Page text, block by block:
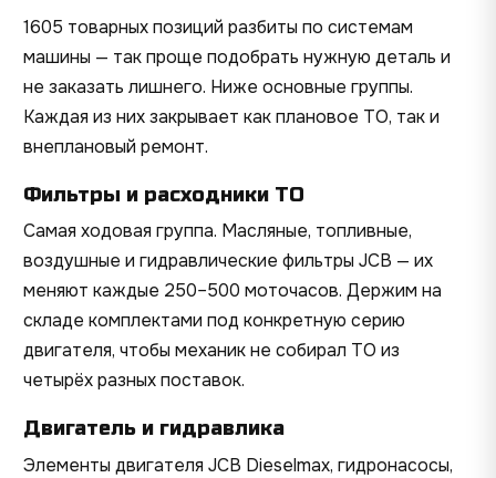
1605 товарных позиций разбиты по системам
машины — так проще подобрать нужную деталь и
не заказать лишнего. Ниже основные группы.
Каждая из них закрывает как плановое ТО, так и
внеплановый ремонт.
Фильтры и расходники ТО
Самая ходовая группа. Масляные, топливные,
воздушные и гидравлические фильтры JCB — их
меняют каждые 250–500 моточасов. Держим на
складе комплектами под конкретную серию
двигателя, чтобы механик не собирал ТО из
четырёх разных поставок.
Двигатель и гидравлика
Элементы двигателя JCB Dieselmax, гидронасосы,